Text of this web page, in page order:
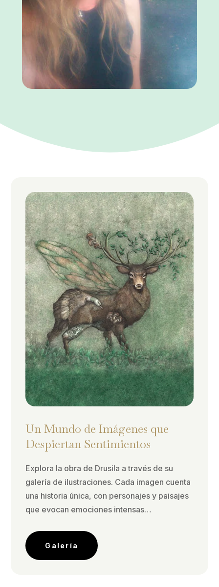
Un Mundo de Imágenes que
Despiertan Sentimientos
Explora la obra de Drusila a través de su
galería de ilustraciones. Cada imagen cuenta
una historia única, con personajes y paisajes
que evocan emociones intensas…
Galería